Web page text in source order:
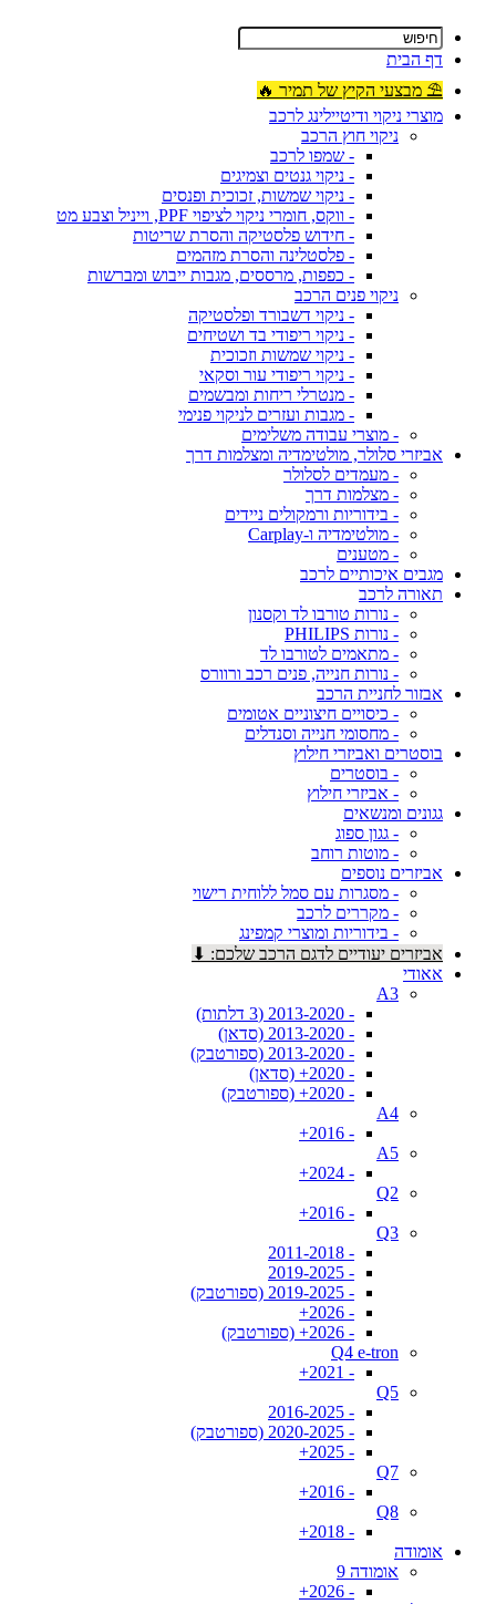
דף הבית
⛱ מבצעי הקיץ של תמיר 🔥
מוצרי ניקוי ודיטיילינג לרכב
ניקוי חוץ הרכב
- שמפו לרכב
- ניקוי גנטים וצמיגים
- ניקוי שמשות, זכוכית ופנסים
- ווקס, חומרי ניקוי לציפוי PPF, וייניל וצבע מט
- חידוש פלסטיקה והסרת שריטות
- פלסטלינה והסרת מזהמים
- כפפות, מרססים, מגבות ייבוש ומברשות
ניקוי פנים הרכב
- ניקוי דשבורד ופלסטיקה
- ניקוי ריפודי בד ושטיחים
- ניקוי שמשות וזכוכית
- ניקוי ריפודי עור וסקאי
- מנטרלי ריחות ומבשמים
- מגבות ועזרים לניקוי פנימי
- מוצרי עבודה משלימים
אביזרי סלולר, מולטימדיה ומצלמות דרך
- מעמדים לסלולר
- מצלמות דרך
- בידוריות ורמקולים ניידים
- מולטימדיה ו-Carplay
- מטענים
מגבים איכותיים לרכב
תאורה לרכב
- נורות טורבו לד וקסנון
- נורות PHILIPS
- מתאמים לטורבו לד
- נורות חנייה, פנים רכב ורוורס
אבזור לחניית הרכב
- כיסויים חיצוניים אטומים
- מחסומי חנייה וסנדלים
בוסטרים ואביזרי חילוץ
- בוסטרים
- אביזרי חילוץ
גגונים ומנשאים
- גגון ספוג
- מוטות רוחב
אביזרים נוספים
- מסגרות עם סמל ללוחית רישוי
- מקררים לרכב
- בידוריות ומוצרי קמפינג
אביזרים יעודיים לדגם הרכב שלכם: ⬇
אאודי
A3
- 2013-2020 (3 דלתות)
- 2013-2020 (סדאן)
- 2013-2020 (ספורטבק)
- 2020+ (סדאן)
- 2020+ (ספורטבק)
A4
- 2016+
A5
- 2024+
Q2
- 2016+
Q3
- 2011-2018
- 2019-2025
- 2019-2025 (ספורטבק)
- 2026+
- 2026+ (ספורטבק)
Q4 e-tron
- 2021+
Q5
- 2016-2025
- 2020-2025 (ספורטבק)
- 2025+
Q7
- 2016+
Q8
- 2018+
אומודה
אומודה 9
- 2026+